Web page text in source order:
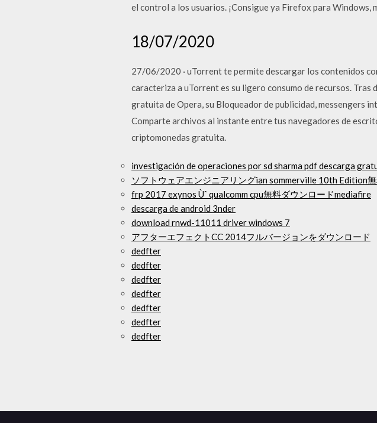
el control a los usuarios. ¡Consigue ya Firefox para Windows,
18/07/2020
27/06/2020 · uTorrent te permite descargar los contenidos
caracteriza a uTorrent es su ligero consumo de recursos.
gratuita de Opera, su Bloqueador de publicidad, messengers
Comparte archivos al instante entre tus navegadores de
criptomonedas gratuita.
investigación de operaciones por sd sharma pdf descarga
ソフトウェアエンジニアリングian sommerville 10th Edition
frp 2017 exynos Ùˆ qualcomm cpu無料ダウンロードmediafire
descarga de android 3nder
download rnwd-11011 driver windows 7
アフターエフェクトCC 2014フルバージョンをダウンロード
dedfter
dedfter
dedfter
dedfter
dedfter
dedfter
dedfter